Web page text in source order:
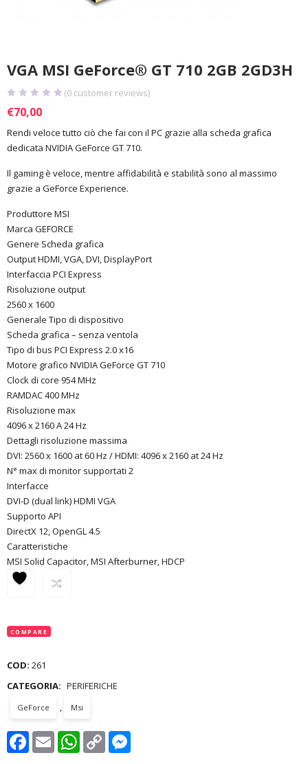
VGA MSI GeForce® GT 710 2GB 2GD3H
(0 customer reviews)
€70,00
Rendi veloce tutto ciò che fai con il PC grazie alla scheda grafica
dedicata NVIDIA GeForce GT 710.
Il gaming è veloce, mentre affidabilità e stabilità sono al massimo
grazie a GeForce Experience.
Produttore MSI
Marca GEFORCE
Genere Scheda grafica
Output HDMI, VGA, DVI, DisplayPort
Interfaccia PCI Express
Risoluzione output
2560 x 1600
Generale Tipo di dispositivo
Scheda grafica – senza ventola
Tipo di bus PCI Express 2.0 x16
Motore grafico NVIDIA GeForce GT 710
Clock di core 954 MHz
RAMDAC 400 MHz
Risoluzione max
4096 x 2160 A 24 Hz
Dettagli risoluzione massima
DVI: 2560 x 1600 at 60 Hz / HDMI: 4096 x 2160 at 24 Hz
N° max di monitor supportati 2
Interfacce
DVI-D (dual link) HDMI VGA
Supporto API
DirectX 12, OpenGL 4.5
Caratteristiche
MSI Solid Capacitor, MSI Afterburner, HDCP
COMPARE
COD: 261
CATEGORIA: PERIFERICHE
GeForce Msi
Facebook
Email WhatsApp
Copy
Link